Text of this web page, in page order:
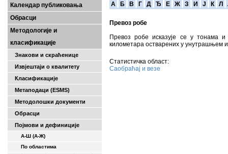
Календар публиковања
Обрасци
Методологије и
класификације
Знакови и скраћенице
Извјештаји о квалитету
Класификације
Метаподаци (ESMS)
Методолошки документи
Обрасци
Појмови и дефиниције
А-Ш (A-Ж)
По областима
A Б В Г Д Ђ Е Ж З И Ј К Л
Превоз робе
Превоз робе исказује се у тонама
километара остварених у унутрашњем
Статистичка област:
Саобраћај и везе